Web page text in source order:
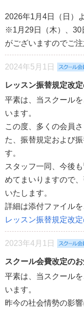
2026年1月4日（日）
※1月29日（木）、30
がございますのでご注
2024年5月1日
レッスン振替規定改
平素は、当スクール
います。
この度、多くの会員
た、振替規定および
す。
スタッフ一同、今後
めてまいりますので
いたします。
詳細は添付ファイルを
レッスン振替規定改
2023年4月1日
スクール会費改定の
平素は、当スクール
います。
昨今の社会情勢の影